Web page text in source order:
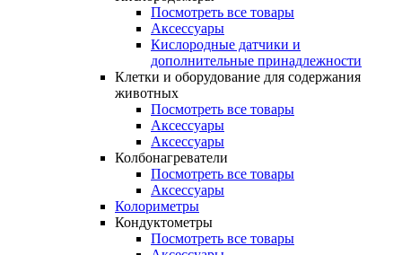
Посмотреть все товары
Аксессуары
Кислородные датчики и
дополнительные принадлежности
Клетки и оборудование для содержания
животных
Посмотреть все товары
Аксессуары
Аксессуары
Колбонагреватели
Посмотреть все товары
Аксессуары
Колориметры
Кондуктометры
Посмотреть все товары